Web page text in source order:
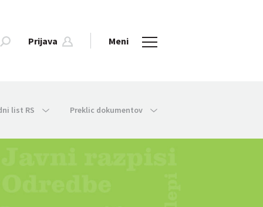
Prijava Meni
list RS Preklic dokumentov